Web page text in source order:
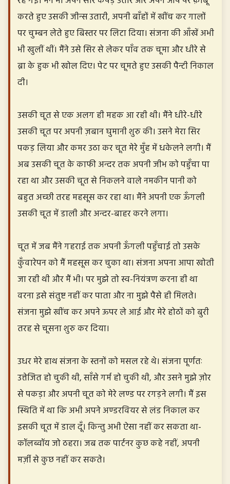
करते हुए उसकी जीन्स उतारी, अपनी बाँहों में खींच कर गालों
पर चुम्बन लेते हुए बिस्तर पर लिटा दिया। संजना की आँखें अभी
भी खुलीं थीं। मैंने उसे सिर से लेकर पाँव तक चूमा और धीरे से
ब्रा के हुक भी खोल दिए। पेट पर चूमते हुए उसकी पैन्टी निकाल
दी।
उसकी चूत से एक अलग ही महक आ रही थी। मैंने धीरे-धीरे
उसकी चूत पर अपनी ज़बान घुमानी शुरु की। उसने मेरा सिर
पकड़ लिया और कमर उठा कर चूत मेरे मुँह में धकेलने लगी। मैं
अब उसकी चूत के काफी अन्दर तक अपनी जीभ को पहुँचा पा
रहा था और उसकी चूत से निकलने वाले नमकीन पानी को
बहुत अच्छी तरह महसूस कर रहा था। मैंने अपनी एक ऊँगली
उसकी चूत में डाली और अन्दर-बाहर करने लगा।
चूत में जब मैंने गहराई तक अपनी ऊँगली पहुँचाई तो उसके
कुँवारेपन को मैं महसूस कर चुका था। संजना अपना आपा खोती
जा रही थी और मैं भी। पर मुझे तो स्व-नियंत्रण करना ही था
वरना इसे संतुष्ट नहीं कर पाता और ना मुझे पैसे ही मिलते।
संजना मुझे खींच कर अपने ऊपर ले आई और मेरे होठों को बुरी
तरह से चूसना शुरु कर दिया।
उधर मेरे हाथ संजना के स्तनों को मसल रहे थे। संजना पूर्णतः
उत्तेजित हो चुकी थी, साँसे गर्म हो चुकी थी, और उसने मुझे ज़ोर
से पकड़ा और अपनी चूत को मेरे लण्ड पर रगड़ने लगी। मैं इस
स्थिति में था कि अभी अपने अण्डरवियर से लंड निकाल कर
इसकी चूत में डाल दूँ। किन्तु अभी ऐसा नहीं कर सकता था-
कॉलब्वॉय जो ठहरा। जब तक पार्टनर कुछ कहे नहीं, अपनी
मर्ज़ी से कुछ नहीं कर सकते।